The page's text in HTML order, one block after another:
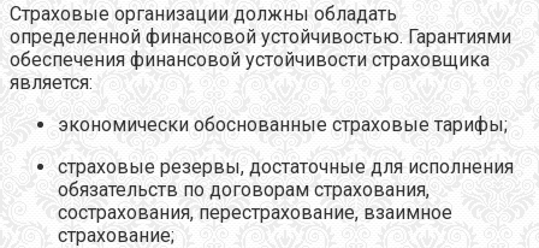
Страховые организации должны обладать
определенной финансовой устойчивостью. Гарантиями
обеспечения финансовой устойчивости страховщика
является:
экономически обоснованные страховые тарифы;
страховые резервы, достаточные для исполнения
обязательств по договорам страхования,
сострахования, перестрахование, взаимное
страхование;